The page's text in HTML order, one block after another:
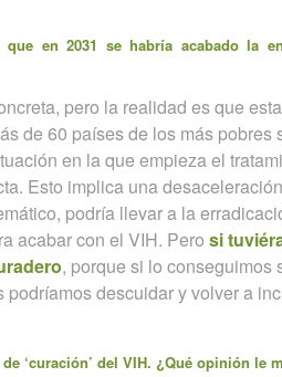
que en 2031 se habría acabado la
pero la realidad es que
de 60 países de los más pobres
en la que empieza el
Esto implica una
podría llevar a la
acabar con el VIH. Pero si
, porque si lo conseguimos
descuidar y volver a
‘curación’ del VIH. ¿Qué opinión le